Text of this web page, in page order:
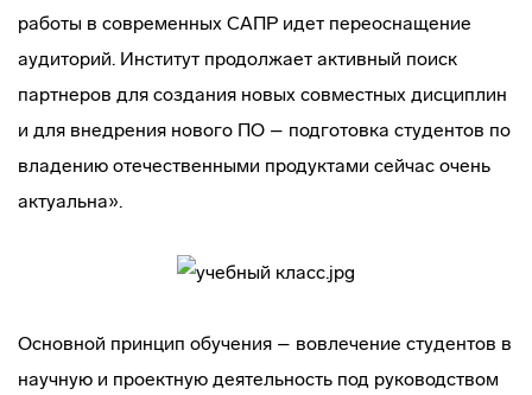
работы в современных САПР идет переоснащение
аудиторий. Институт продолжает активный поиск
партнеров для создания новых совместных дисциплин
и для внедрения нового ПО – подготовка студентов по
владению отечественными продуктами сейчас очень
актуальна».
Основной принцип обучения – вовлечение студентов в
научную и проектную деятельность под руководством